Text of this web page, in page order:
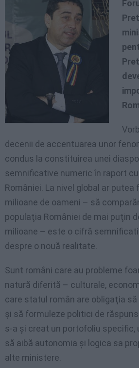
decenii de accentuarea unor
condus la constituirea unei
semnificative numeric în raport
României. La nivel global ar putea
milioane de oameni – să
populaţia României de mai puţin
milioane – este o cifră
despre o nouă realitate.
Sunt români care au probleme
natură diferită – culturale,
care statul român are obligaţia să
şi să formuleze politici de
s-a şi creat un portofoliu specific,
să aibă autonomia şi logica sa
alte ministere.